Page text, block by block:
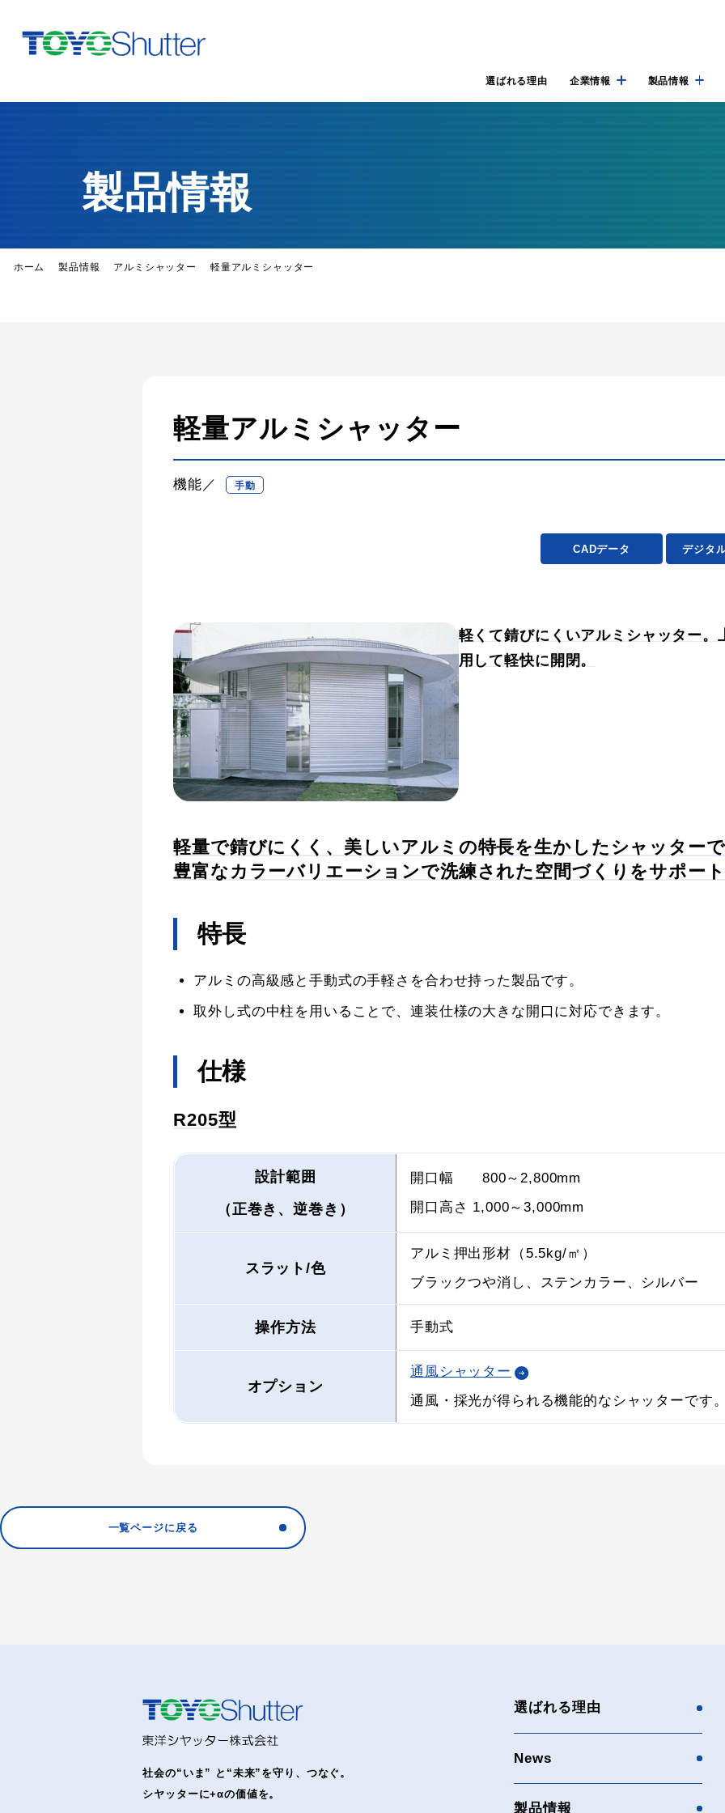
選ばれる理由 企業情報 製品情報
製品情報
ホーム 製品情報 アルミシャッター 軽量アルミシャッター
軽量アルミシャッター
機能／ 手動
CADデータ デジタ
軽くて錆びにくいアルミシャッター。
用して軽快に開閉。
軽量で錆びにくく、美しいアルミの特長を生かしたシャッター
豊富なカラーバリエーションで洗練された空間づくりをサポー
特長
アルミの高級感と手動式の手軽さを合わせ持った製品です。
取外し式の中柱を用いることで、連装仕様の大きな開口に対応できます。
仕様
R205型
設計範囲
（正巻き、逆巻き）
開口幅 800～2,800mm
開口高さ 1,000～3,000mm
スラット/色
アルミ押出形材（5.5kg/㎡）
ブラックつや消し、ステンカラー、シルバー
操作方法 手動式
オプション
通風シャッター
通風・採光が得られる機能的なシャッターです
一覧ページに戻る
社会の“いま” と“未来”を守り、つなぐ。
シヤッターに+αの価値を。
選ばれる理由
News
製品情報